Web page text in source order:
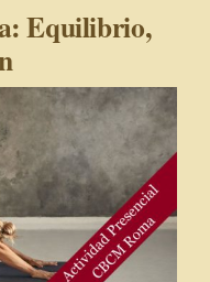
Equilibrio,